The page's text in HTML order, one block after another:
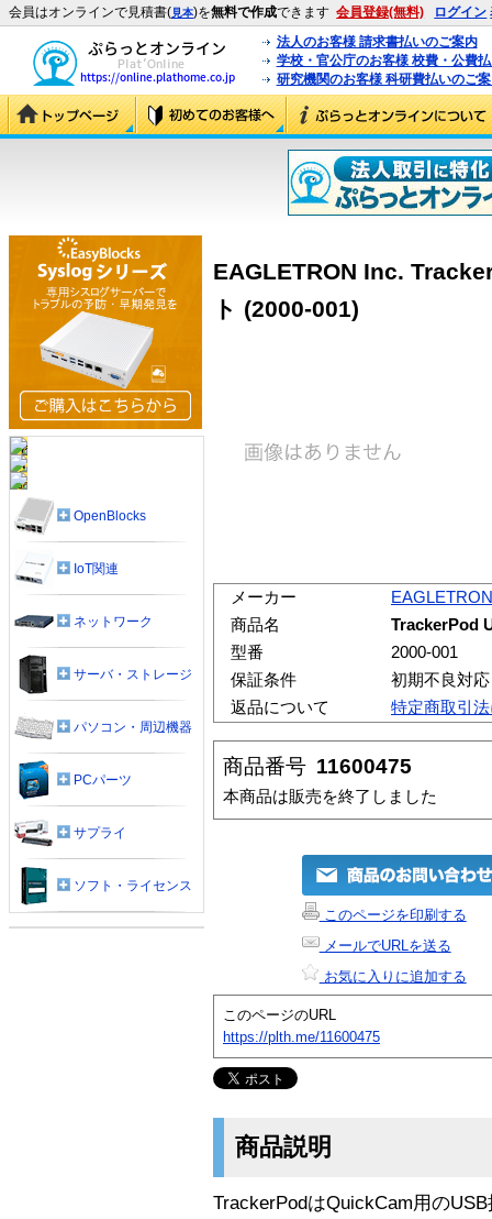
会員はオンラインで見積書(見本)を無料で作成できます 会員登録(無料) ログイン
法人のお客様 請求書払いのご案内
学校・官公庁のお客様 校費・公費
研究機関のお客様 科研費払いのご
EAGLETRON Inc.
ト (2000-001)
メーカー
商品名
TrackerPod
型番
2000-001
保証条件
初期不良対
返品について
特定商取引
商品番号 11600475
本商品は販売を終了しました
このページを印刷する
メールでURLを送る
お気に入りに追加する
このページのURL
https://plth.me/11600475
商品説明
TrackerPodはQuickCam用の
OpenBlocks
IoT関連
ネットワーク
サーバ・ストレージ
パソコン・周辺機器
PCパーツ
サプライ
ソフト・ライセンス